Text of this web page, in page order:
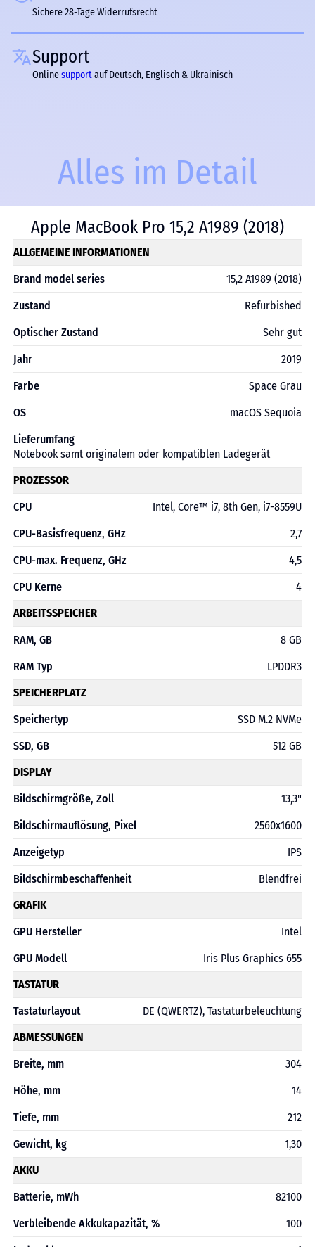
Sichere 28-Tage Widerrufsrecht
Support
Onlinesupportauf Deutsch, Englisch & Ukrainisch
Alles im Detail
Apple MacBook Pro 15,2 A1989 (2018)
ALLGEMEINE INFORMATIONEN
Brand model series
15,2 A1989 (2018)
Zustand
Refurbished
Optischer Zustand
Sehr gut
Jahr
2019
Farbe
Space Grau
OS
macOS Sequoia
Lieferumfang
Notebook samt originalem oder kompatiblen Ladegerät
PROZESSOR
CPU
Intel, Core™ i7, 8th Gen, i7-8559U
CPU-Basisfrequenz, GHz
2,7
CPU-max. Frequenz, GHz
4,5
CPU Kerne
4
ARBEITSSPEICHER
RAM, GB
8 GB
RAM Typ
LPDDR3
SPEICHERPLATZ
Speichertyp
SSD M.2 NVMe
SSD, GB
512 GB
DISPLAY
Bildschirmgröße, Zoll
13,3"
Bildschirmauflösung, Pixel
2560x1600
Anzeigetyp
IPS
Bildschirmbeschaffenheit
Blendfrei
GRAFIK
GPU Hersteller
Intel
GPU Modell
Iris Plus Graphics 655
TASTATUR
Tastaturlayout
DE (QWERTZ), Tastaturbeleuchtung
ABMESSUNGEN
Breite, mm
304
Höhe, mm
14
Tiefe, mm
212
Gewicht, kg
1,30
AKKU
Batterie, mWh
82100
Verbleibende Akkukapazität, %
100